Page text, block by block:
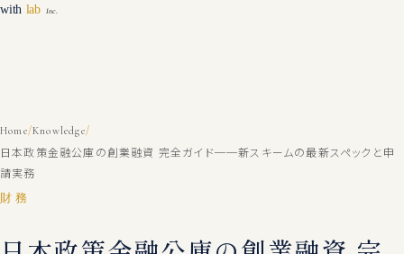
Home/Knowledge/
日本政策金融公庫の創業融資 完全ガイド──新スキームの最新スペックと申
請実務
財務